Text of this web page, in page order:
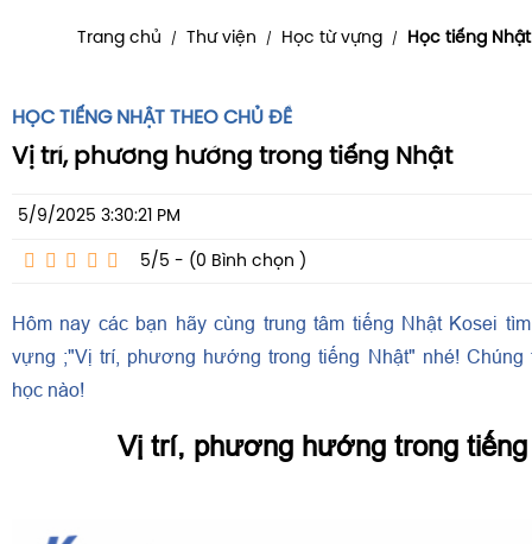
Trang chủ / Thư viện / Học từ vựng / Học tiếng
HỌC TIẾNG NHẬT THEO CHỦ ĐỀ
Vị trí, phương hướng trong tiếng Nhật
5/9/2025 3:30:21 PM
5/5 - (0 Bình chọn )
Hôm nay các bạn hãy cùng trung tâm tiếng Nhật Kosei
vựng ;"Vị trí, phương hướng trong tiếng Nhật" nhé! Chúng
học nào!
Vị trí, phương hướng trong